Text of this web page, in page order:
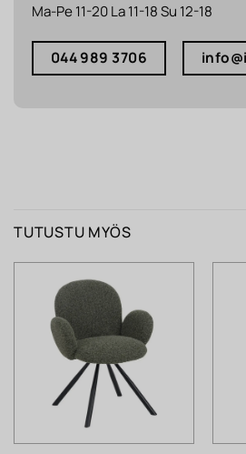
Ma-Pe 11-20 La 11-18 Su 12-18
044 989 3706
TUTUSTU MYÖS